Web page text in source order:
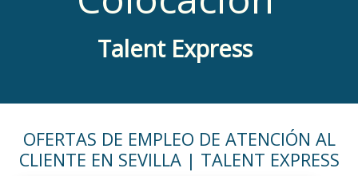
Talent Express
OFERTAS DE EMPLEO DE ATENCIÓN AL
CLIENTE EN SEVILLA | TALENT EXPRESS